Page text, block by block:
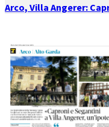
Arco, Villa Angerer: